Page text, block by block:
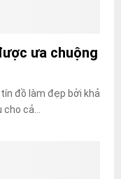
ưa chuộng
đồ làm đẹp bởi khả
cả...